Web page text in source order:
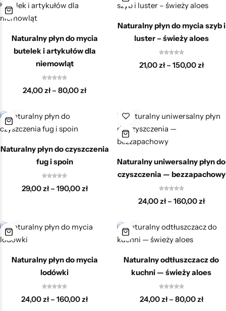
Naturalny płyn do mycia
butelek i artykułów dla
niemowląt
24,00zł– 80,00zł
Naturalny płyn do mycia szyb i
luster – świeży aloes
21,00zł – 150,00zł
Naturalny płyn do czyszczenia
fug i spoin
29,00zł – 190,00zł
Naturalny uniwersalny płyn do
czyszczenia — bezzapachowy
24,00zł – 160,00zł
Naturalny płyn do mycia
lodówki
24,00zł– 160,00zł
Naturalny odtłuszczacz do
kuchni — świeży aloes
24,00zł – 80,00zł